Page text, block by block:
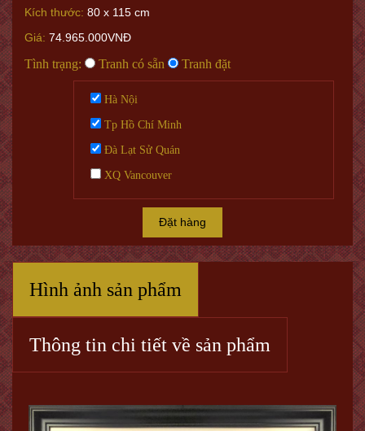
Kích thước: 80 x 115 cm
Giá: 74.965.000VNĐ
Tình trạng: Tranh có sẵn Tranh đặt
Hà Nội
Tp Hồ Chí Minh
Đà Lạt Sử Quán
XQ Vancouver
Đặt hàng
Hình ảnh sản phẩm
Thông tin chi tiết về sản phẩm